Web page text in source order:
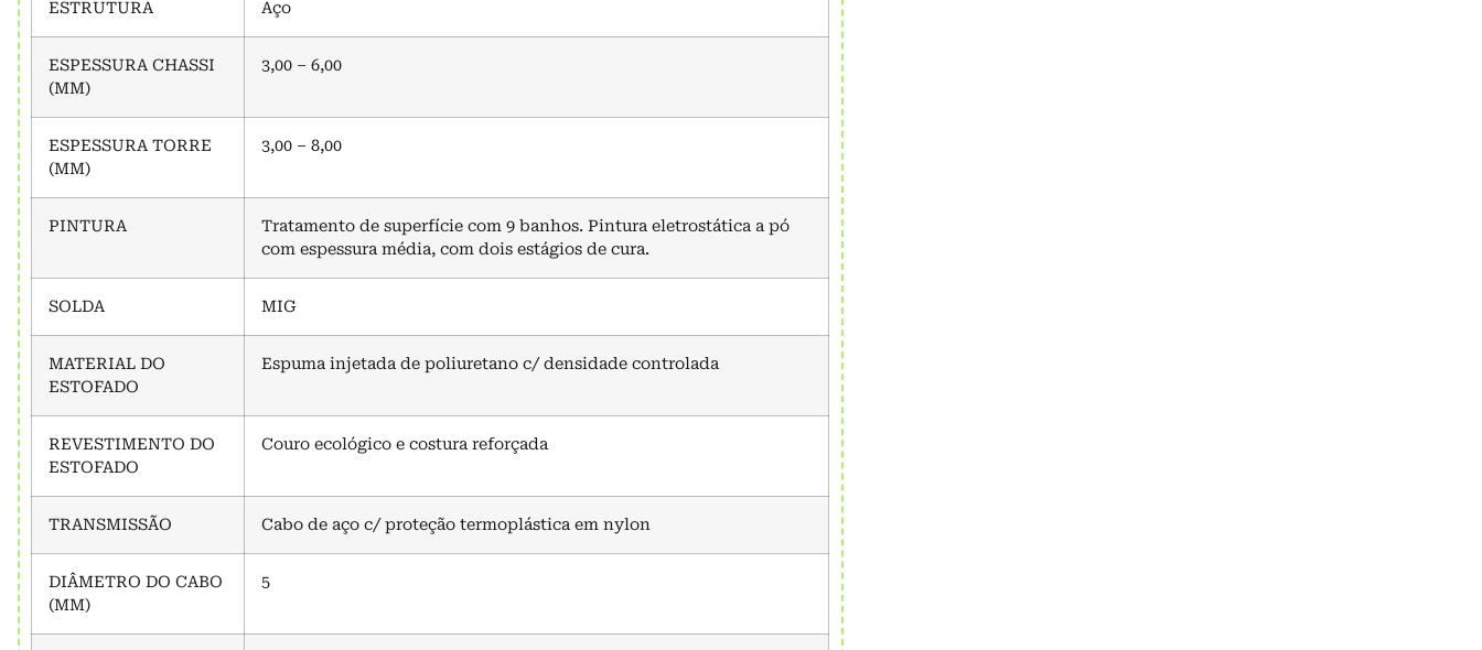
ESTRUTURA Aço
ESPESSURA CHASSI
(MM)
3,00 – 6,00
ESPESSURA TORRE
(MM)
3,00 – 8,00
PINTURA
Tratamento de superfície com 9 banhos. Pintura eletrostática a pó
com espessura média, com dois estágios de cura.
SOLDA MIG
MATERIAL DO
ESTOFADO
Espuma injetada de poliuretano c/ densidade controlada
REVESTIMENTO DO
ESTOFADO
Couro ecológico e costura reforçada
TRANSMISSÃO Cabo de aço c/ proteção termoplástica em nylon
DIÂMETRO DO CABO
(MM)
5